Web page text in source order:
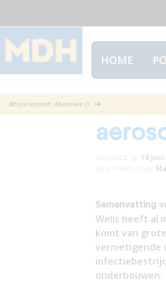
HOME
Abonnement: Abonnee ()
18 juni
Samenvatting
Wells heeft al
komt van
vernietigende
onderbouwen.